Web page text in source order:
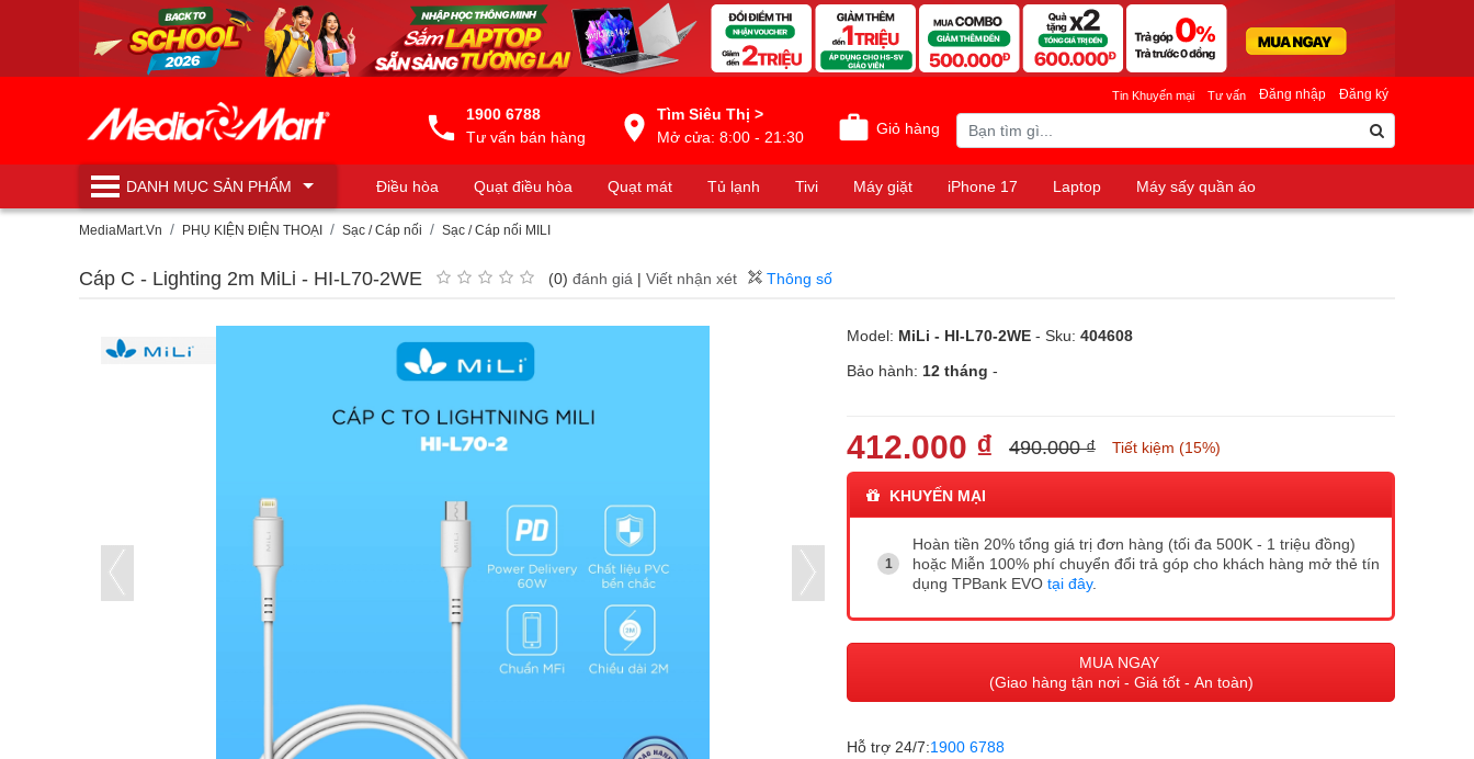
1900 6788
Tư vấn bán hàng
Tìm Siêu Thị >
Mở cửa: 8:00 - 21:30
Giỏ hàng
Đăng nhập Đăng ký
Tin Khuyến mại Tư vấn
DANH MỤCSẢN PHẨM Điều hòa Quạt điều hòa Quạt mát Tủ lạnh Tivi Máy giặt iPhone 17 Laptop
Máy sấy quần áo
Máy lọc nước
MediaMart.Vn PHỤ KIỆN ĐIỆN THOẠI Sạc / Cáp nối Sạc / Cáp nối MILI
Cáp C - Lighting 2m MiLi - HI-L70-2WE (0) đánh giá | Viết nhận xét Thông số
Model: MiLi - HI-L70-2WE - Sku: 404608
Bảo hành: 12 tháng -
412.000 ₫ 490.000 ₫ Tiết kiệm (15%)
KHUYẾN MẠI
Hoàn tiền 20% tổng giá trị đơn hàng (tối đa 500K - 1 triệu đồng)
hoặc Miễn 100% phí chuyển đổi trả góp cho khách hàng mở thẻ tín
dụng TPBank EVO tại đây.
MUA NGAY
(Giao hàng tận nơi - Giá tốt - An toàn)
Hỗ trợ 24/7:1900 6788